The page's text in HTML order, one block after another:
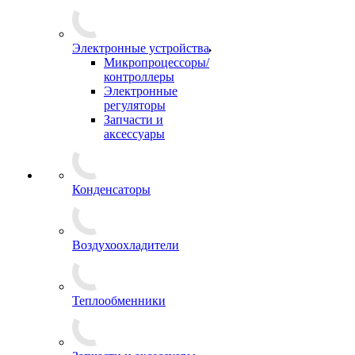
Электронные устройства
Микропроцессоры/
контроллеры
Электронные
регуляторы
Запчасти и
аксессуары
Конденсаторы
Воздухоохладители
Теплообменники